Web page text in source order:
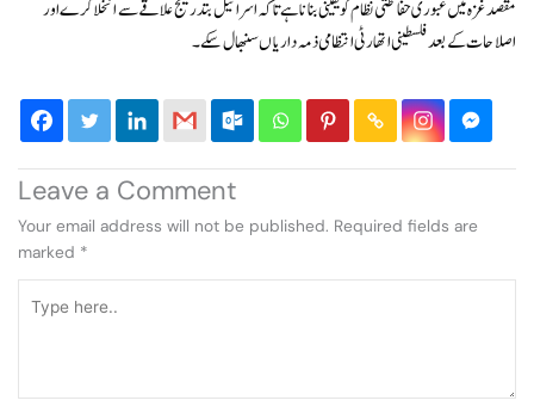
مقصد غزہ میں عبوری حفاظتی نظام کو یقینی بنانا ہے تاکہ اسرائیل بتدریج علاقے سے انخلا کرے اور
اصلاحات کے بعد فلسطینی اتھارٹی انتظامی ذمہ داریاں سنبھال سکے۔
Leave a Comment
Your email address will not be published. Required fields are
marked *
here..